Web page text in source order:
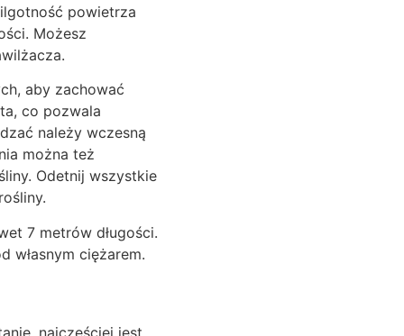
powietrza
Możesz
aby zachować
co pozwala
należy wczesną
można też
Odetnij wszystkie
7 metrów długości.
własnym ciężarem.
najczęściej jest